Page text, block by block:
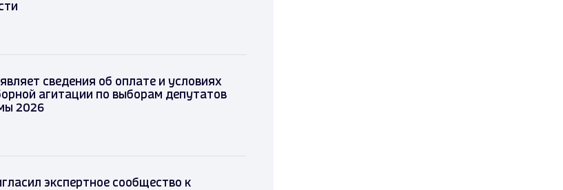
сведения об оплате и условиях
агитации по выборам депутатов
2026
экспертное сообщество к